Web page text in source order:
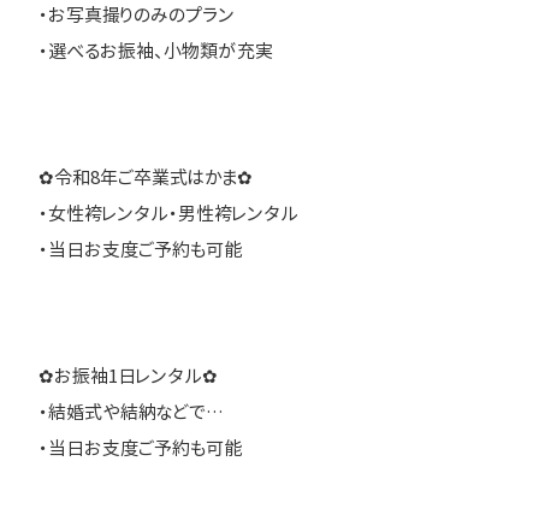
・お写真撮りのみのプラン
・選べるお振袖、小物類が充実
✿令和8年ご卒業式はかま✿
・女性袴レンタル・男性袴レンタル
・当日お支度ご予約も可能
✿お振袖1日レンタル✿
・結婚式や結納などで…
・当日お支度ご予約も可能